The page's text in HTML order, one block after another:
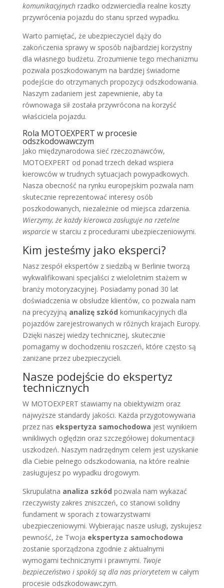
komunikacyjnychrzadko odzwierciedla realne koszty
przywrócenia pojazdu do stanu sprzed wypadku.
Warto pamiętać, że ubezpieczyciel dąży do
zakończenia sprawy w sposób najbardziej korzystny
dla własnego budżetu. Zrozumienie tego mechanizmu
pozwala poszkodowanym na bardziej świadome
podejście do otrzymanych propozycji odszkodowania.
Naszym zadaniem jest zapewnienie, aby ta
równowaga sił została przywrócona na korzyść
właściciela pojazdu.
Rola MOTOEXPERT w procesie
odszkodowawczym
Jako międzynarodowa sieć rzeczoznawców,
MOTOEXPERT od ponad trzech dekad wspiera
kierowców w trudnych sytuacjach powypadkowych.
Nasza obecność na rynku europejskim pozwala nam
skutecznie reprezentować interesy osób
poszkodowanych, niezależnie od miejsca zdarzenia.
Wierzymy, że każdy kierowca zasługuje na rzetelne
wsparciew starciu z procedurami ubezpieczeniowymi.
Kim jesteśmy jako eksperci?
Nasz zespół ekspertów z siedzibą w Berlinie tworzą
wykwalifikowani specjaliści z wieloletnim stażem w
branży motoryzacyjnej. Posiadamy ponad 30 lat
doświadczenia w obsłudze klientów, co pozwala nam
na precyzyjną analizę szkód komunikacyjnych dla
pojazdów zarejestrowanych w różnych krajach Europy.
Dzięki naszej wiedzy technicznej, skutecznie
pomagamy w dochodzeniu roszczeń, które często są
zaniżane przez ubezpieczycieli.
Nasze podejście do ekspertyz
technicznych
W MOTOEXPERT stawiamy na obiektywizm oraz
najwyższe standardy jakości. Każda przygotowywana
przez nas ekspertyza samochodowa jest wynikiem
wnikliwych oględzin oraz szczegółowej dokumentacji
uszkodzeń. Naszym nadrzędnym celem jest uzyskanie
dla Ciebie pełnego odszkodowania, na które realnie
zasługujesz po wypadku drogowym.
Skrupulatna analiza szkód pozwala nam wykazać
rzeczywisty zakres zniszczeń, co stanowi solidny
fundament w sporach z towarzystwami
ubezpieczeniowymi. Wybierając nasze usługi, zyskujesz
pewność, że Twoja ekspertyza samochodowa
zostanie sporządzona zgodnie z aktualnymi
wymogami technicznymi i prawnymi. Twoje
bezpieczeństwo i spokój są dla nas priorytetemw całym
procesie odszkodowawczym.